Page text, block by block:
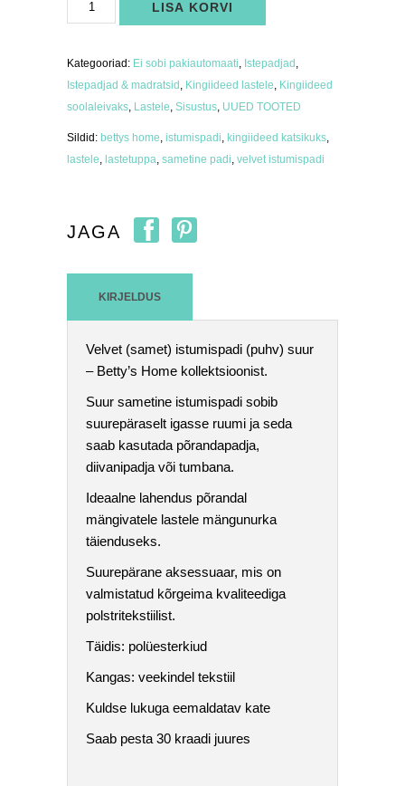
istumispadi
(suur)
LISA KORVI
Kategooriad: Ei sobi pakiautomaati, Istepadjad ,
Istepadjad & madratsid , Kingiideed lastele, Kingiideed
soolaleivaks, Lastele, Sisustus, UUED TOOTED
Sildid: bettys home, istumispadi, kingiideed katsikuks,
lastele, lastetuppa, sametine padi, velvet istumispadi
JAGA
KIRJELDUS
Velvet (samet) istumispadi (puhv) suur
– Betty’s Home kollektsioonist.
Suur sametine istumispadi sobib
suurepäraselt igasse ruumi ja seda
saab kasutada põrandapadja,
diivanipadja või tumbana.
Ideaalne lahendus põrandal
mängivatele lastele mängunurka
täienduseks.
Suurepärane aksessuaar, mis on
valmistatud kõrgeima kvaliteediga
polstritekstiilist.
Täidis: polüesterkiud
Kangas: veekindel tekstiil
Kuldse lukuga eemaldatav kate
Saab pesta 30 kraadi juures